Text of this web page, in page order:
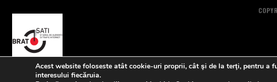
Acest website foloseste atât cookie-uri proprii, cât şi de la terţi, pentru a
interesului fiecăruia.